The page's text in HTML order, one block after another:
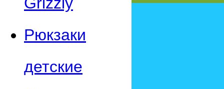
Рюкзаки
детские